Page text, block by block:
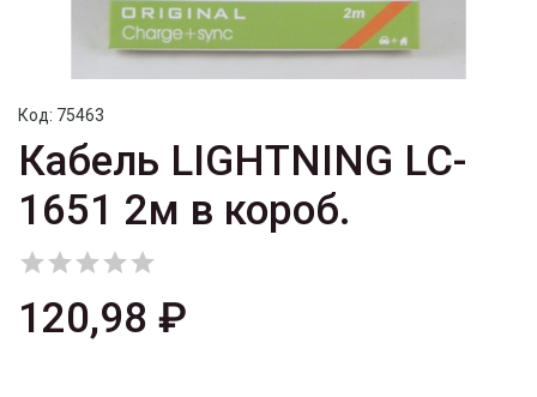
Код: 75463
Кабель LIGHTNING LC-
1651 2м в короб.

120,98 ₽